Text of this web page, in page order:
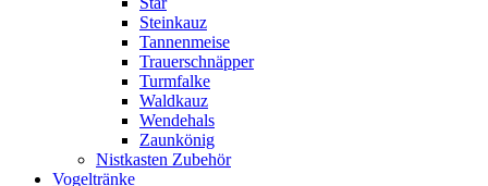
Steinkauz
Tannenmeise
Trauerschnäpper
Turmfalke
Waldkauz
Wendehals
Zaunkönig
Nistkasten Zubehör
Vogeltränke